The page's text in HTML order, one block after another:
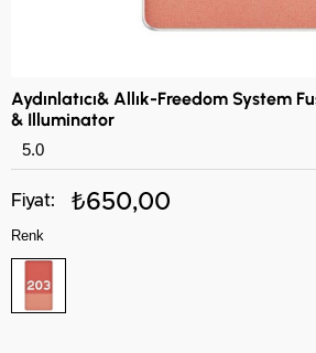
Aydınlatıcı& Allık-Freedom System
& Illuminator
5.0
₺650,00
Renk